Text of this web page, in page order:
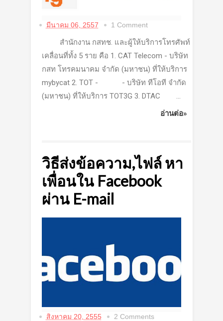
มีนาคม 06, 2557 1 Comment
สำนักงาน กสทช. และผู้ให้บริการโทรศัพท์
เคลื่อนที่ทั้ง 5 ราย คือ 1. CAT Telecom - บริษัท
กสท โทรคมนาคม จำกัด (มหาชน) ที่ให้บริการ
mybycat 2. TOT - - บริษัท ทีโอที จำกัด
(มหาชน) ที่ให้บริการ TOT3G 3. DTAC ...
อ่านต่อ»
วิธีส่งข้อความ,ไฟล์ หา
เพื่อนใน Facebook
ผ่าน E-mail
สิงหาคม 20, 2555 2 Comments